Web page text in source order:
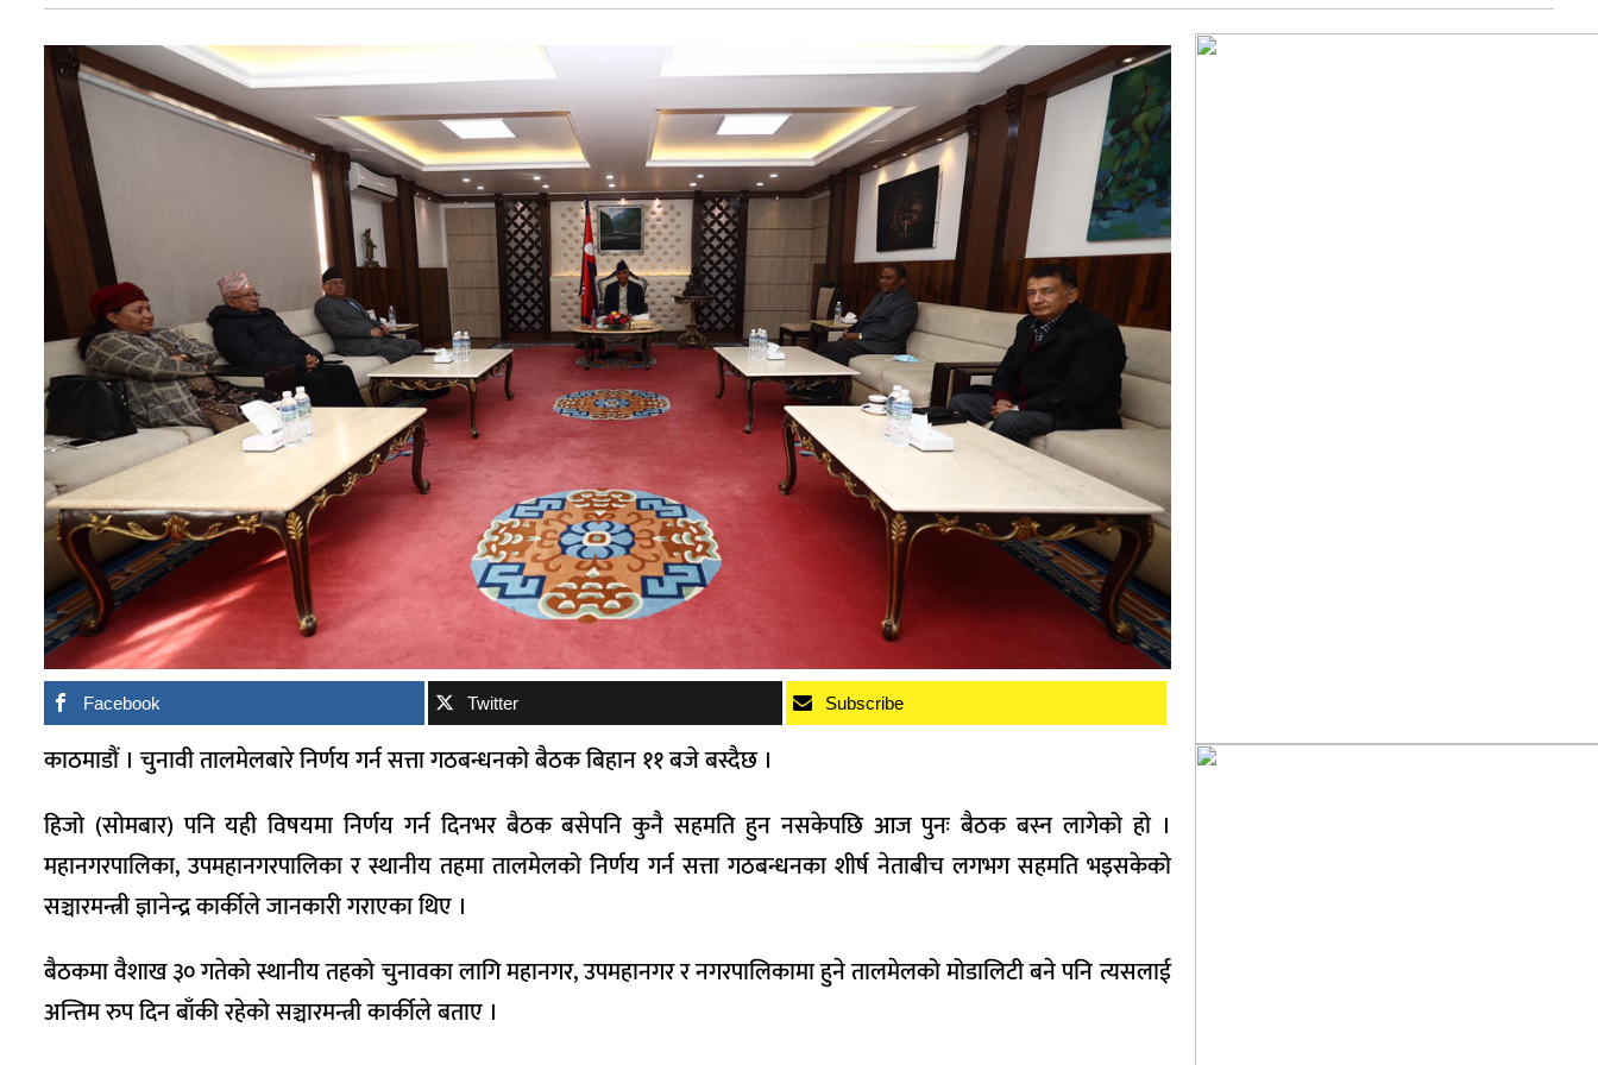
खेलकुद
Facebook Twitter Subscribe
काठमाडौं । चुनावी तालमेलबारे निर्णय गर्न सत्ता गठबन्धनको बैठक बिहान ११ बजे बस्दैछ ।
हिजो (सोमबार) पनि यही विषयमा निर्णय गर्न दिनभर बैठक बसेपनि कुनै सहमति हुन नसकेपछि आज पुनः बैठक बस्न लागेको हो ।
महानगरपालिका, उपमहानगरपालिका र स्थानीय तहमा तालमेलको निर्णय गर्न सत्ता गठबन्धनका शीर्ष नेताबीच लगभग सहमति भइसकेको
सञ्चारमन्त्री ज्ञानेन्द्र कार्कीले जानकारी गराएका थिए ।
बैठकमा वैशाख ३० गतेको स्थानीय तहको चुनावका लागि महानगर, उपमहानगर र नगरपालिकामा हुने तालमेलको मोडालिटी बने पनि त्यसलाई
अन्तिम रुप दिन बाँकी रहेको सञ्चारमन्त्री कार्कीले बताए ।